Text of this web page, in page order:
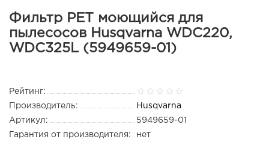
Фильтр PET моющийся для
пылесосов Husqvarna WDC220,
WDC325L (5949659-01)
Рейтинг:
Производитель:
Husqvarna
Артикул:
5949659-01
Гарантия от производителя:
нет